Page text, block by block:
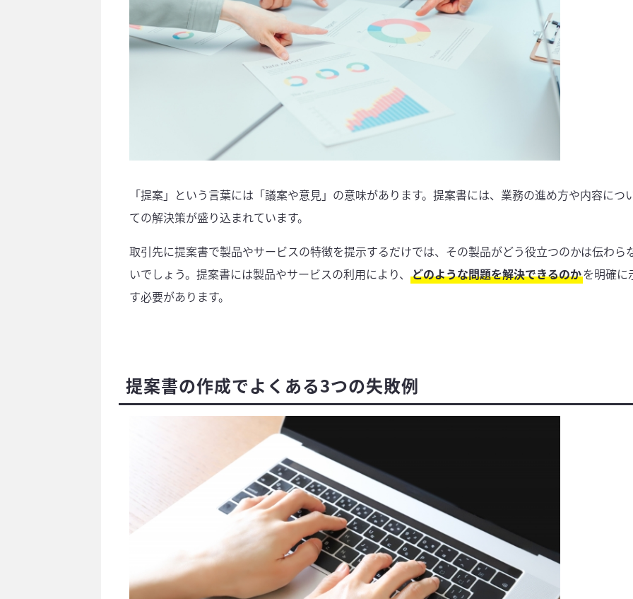
「提案」という言葉には「議案や意見」の意味があります。提案書には、業務の進め方や内容につ
ての解決策が盛り込まれています。
取引先に提案書で製品やサービスの特徴を提示するだけでは、その製品がどう役立つのかは伝わら
いでしょう。提案書には製品やサービスの利用により、 どのような問題を解決できるのかを明確に
す必要があります。
提案書の作成でよくある3つの失敗例